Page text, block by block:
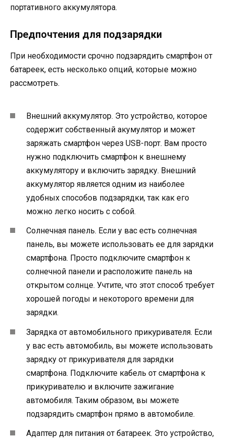
портативного аккумулятора.
Предпочтения для подзарядки
При необходимости срочно подзарядить смартфон от
батареек, есть несколько опций, которые можно
рассмотреть.
Внешний аккумулятор. Это устройство, которое
содержит собственный акумулятор и может
заряжать смартфон через USB-порт. Вам просто
нужно подключить смартфон к внешнему
аккумулятору и включить зарядку. Внешний
аккумулятор является одним из наиболее
удобных способов подзарядки, так как его
можно легко носить с собой.
Солнечная панель. Если у вас есть солнечная
панель, вы можете использовать ее для зарядки
смартфона. Просто подключите смартфон к
солнечной панели и расположите панель на
открытом солнце. Учтите, что этот способ требует
хорошей погоды и некоторого времени для
зарядки.
Зарядка от автомобильного прикуривателя. Если
у вас есть автомобиль, вы можете использовать
зарядку от прикуривателя для зарядки
смартфона. Подключите кабель от смартфона к
прикуривателю и включите зажигание
автомобиля. Таким образом, вы можете
подзарядить смартфон прямо в автомобиле.
Адаптер для питания от батареек. Это устройство,